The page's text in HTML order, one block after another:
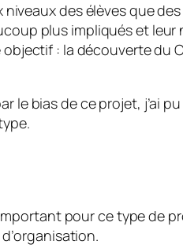
des élèves que
plus impliqués et
: la découverte du
le bias de ce projet, j’ai
pour ce type de